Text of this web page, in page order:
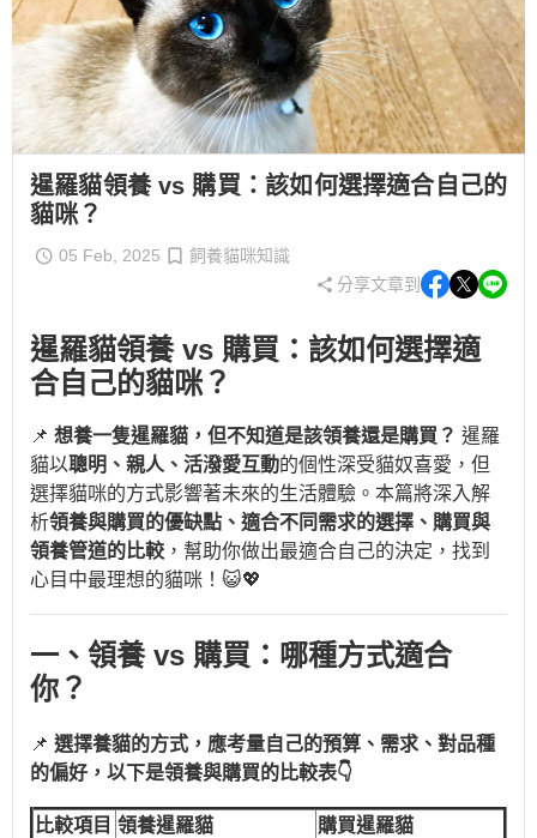
暹羅貓領養 vs 購買：該如何選擇適合自己的
貓咪？
05 Feb, 2025
飼養貓咪知識
分享文章到
暹羅貓領養 vs 購買：該如何選擇適
合自己的貓咪？
📌 想養一隻暹羅貓，但不知道是該領養還是購買？ 暹羅
貓以聰明、親人、活潑愛互動的個性深受貓奴喜愛，但
選擇貓咪的方式影響著未來的生活體驗。本篇將深入解
析領養與購買的優缺點、適合不同需求的選擇、購買與
領養管道的比較 ，幫助你做出最適合自己的決定，找到
心目中最理想的貓咪！😺💖
一、領養 vs 購買：哪種方式適合
你？
📌 選擇養貓的方式，應考量自己的預算、需求、對品種
的偏好，以下是領養與購買的比較表👇
比較項目 領養暹羅貓 購買暹羅貓